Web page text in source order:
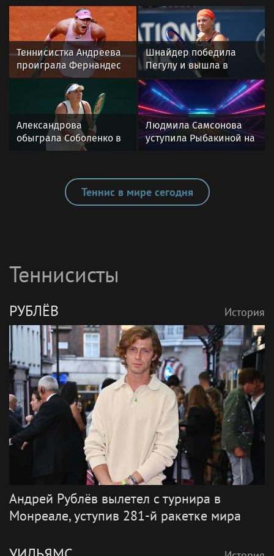
Теннисистка Андреева
проиграла Фернандес
на турнире WTA-1000 в
Шнайдер победила
Пегулу и вышла в
четвертьфинал
турнира WTA в Торонто
Александрова
обыграла Соболенко в
Торонто, ничья ЦСКА и
Главное к утру
Людмила Самсонова
уступила Рыбакиной на
Теннис в мире сегодня
Теннисисты
РУБЛЁВ История
Андрей Рублёв вылетел с турнира в
Монреале, уступив 281-й ракетке мира